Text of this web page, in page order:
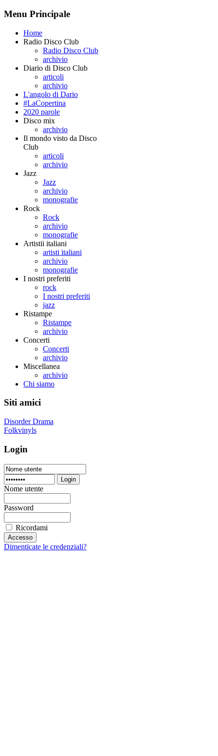
Menu Principale
Home
Radio Disco Club
Radio Disco Club
archivio
Diario di Disco Club
articoli
archivio
L'angolo di Dario
#LaCopertina
2020 parole
Disco mix
archivio
Il mondo visto da Disco
Club
articoli
archivio
Jazz
Jazz
archivio
monografie
Rock
Rock
archivio
monografie
Artistii italiani
artisti italiani
archivio
monografie
I nostri preferiti
rock
I nostri preferiti
jazz
Ristampe
Ristampe
archivio
Concerti
Concerti
archivio
Miscellanea
archivio
Chi siamo
Siti amici
Disorder Drama
Folkvinyls
Login
Login
Nome utente
Password
Ricordami
Dimenticate le credenziali?